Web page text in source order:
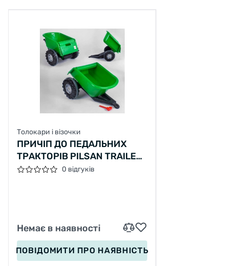
Толокари і візочки
ПРИЧІП ДО ПЕДАЛЬНИХ
ТРАКТОРІВ PILSAN TRAILER
07-295 ЗЕЛЕНИЙ
0 відгуків
Немає в наявності
ПОВІДОМИТИ ПРО НАЯВНІСТЬ